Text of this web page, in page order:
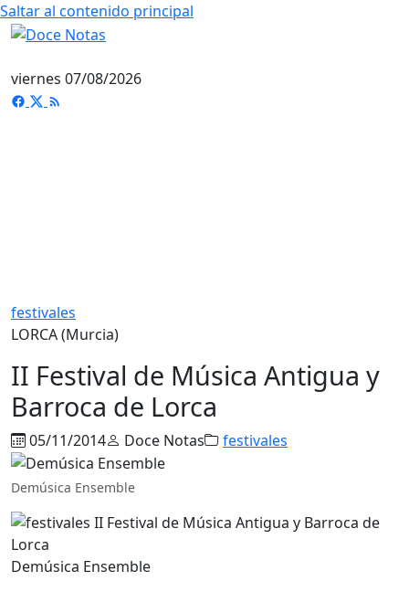
Saltar al contenido principal
viernes 07/08/2026
festivales
LORCA (Murcia)
II Festival de Música Antigua y
Barroca de Lorca
05/11/2014 Doce Notas festivales
Demúsica Ensemble
Demúsica Ensemble